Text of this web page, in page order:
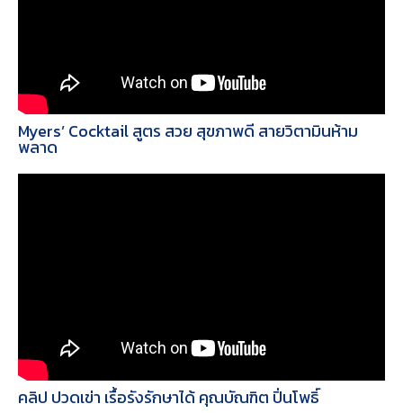
Myers’ Cocktail สูตร สวย สุขภาพดี สายวิตามินห้าม
พลาด
คลิป ปวดเข่า เรื้อรังรักษาได้ คุณบัณฑิต ปิ่นโพธิ์